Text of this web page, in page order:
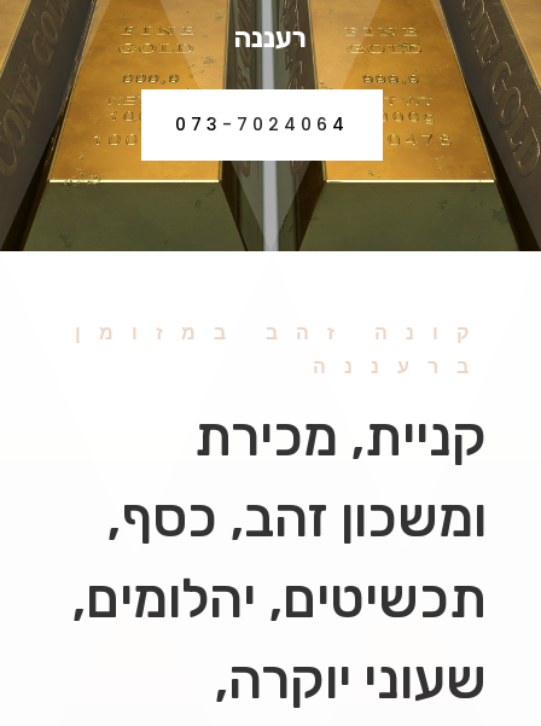
רעננה
073-7024064
קונה זהב במזומן
ברעננה
קניית, מכירת
ומשכון זהב, כסף,
תכשיטים, יהלומים,
שעוני יוקרה,